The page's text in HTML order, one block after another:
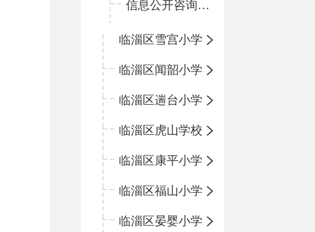
信息公开咨询指南
临淄区雪宫小学
临淄区闻韶小学
临淄区遄台小学
临淄区虎山学校
临淄区康平小学
临淄区福山小学
临淄区晏婴小学